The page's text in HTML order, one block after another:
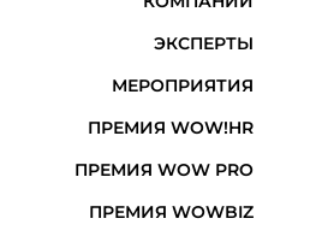
ЭКСПЕРТЫ
МЕРОПРИЯТИЯ
ПРЕМИЯ WOW!HR
ПРЕМИЯ WOW PRO
ПРЕМИЯ WOWBIZ